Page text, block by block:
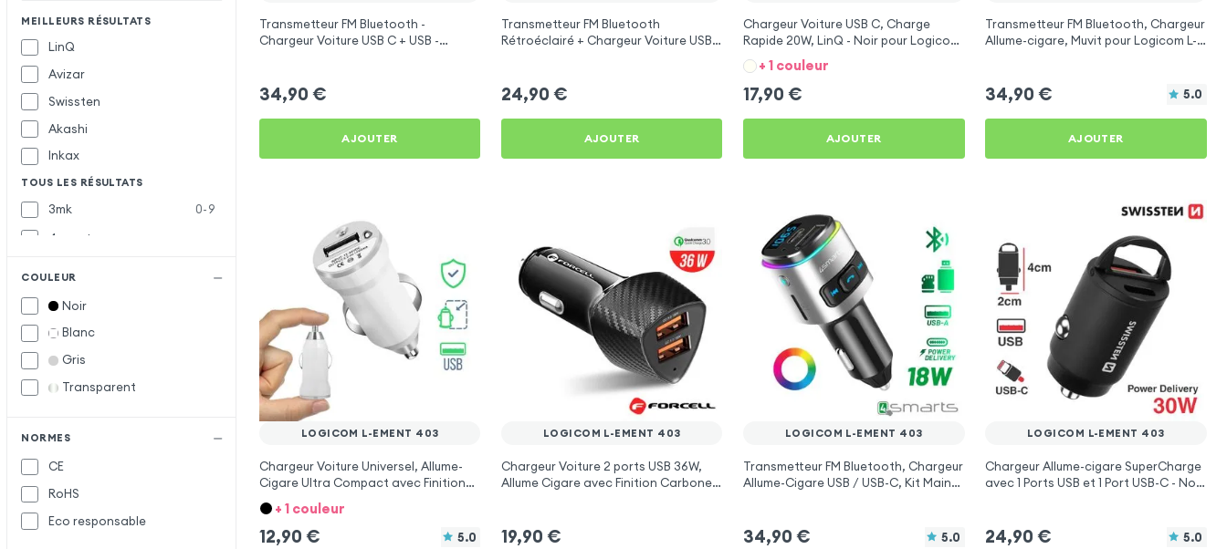
MEILLEURS RÉSULTATS
LinQ
Avizar
Swissten
Akashi
Inkax
TOUS LES RÉSULTATS
3mk
0-9
4smarts
Forcell
Samsung
S
Satechi
Setty
X-Level
COULEUR
Noir
Blanc
Gris
Transparent
NORMES
CE
RoHS
Eco responsable
Transmetteur FM Bluetooth -
Chargeur Voiture USB C + USB -
34,90 €
AJOUTER
Transmetteur FM Bluetooth
Rétroéclairé + Chargeur Voiture USB
24,90 €
AJOUTER
Chargeur Voiture USB C, Charge
Rapide 20W, LinQ - Noir pour Logicom
L-ement 403
+ 1 couleur
17,90 €
AJOUTER
Transmetteur FM Bluetooth, Chargeur
Allume-cigare, Muvit pour Logicom L-
34,90 € 5.0
AJOUTER
LOGICOM L-EMENT 403
Chargeur Voiture Universel, Allume-
Cigare Ultra Compact avec Finition
Métallisée - Blanc
+ 1 couleur
12,90 € 5.0
LOGICOM L-EMENT 403
Chargeur Voiture 2 ports USB 36W,
Allume Cigare avec Finition Carbone
19,90 €
LOGICOM L-EMENT 403
Transmetteur FM Bluetooth, Chargeur
Allume-Cigare USB / USB-C, Kit Main
34,90 € 5.0
LOGICOM L-EMENT 403
Chargeur Allume-cigare SuperCharge
avec 1 Ports USB et 1 Port USB-C - Noir
24,90 € 5.0